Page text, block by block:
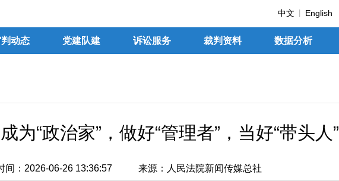
中文 English
动态 党建队建 诉讼服务 裁判资料 数据分析
为“政治家”，做好“管理者”，当好“带头人”
间：2026-06-26 13:36:57 来源：人民法院新闻传媒总社